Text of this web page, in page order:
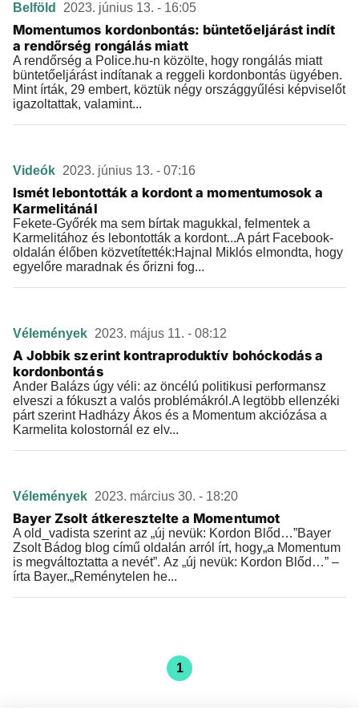
Belföld 2023. június 13. - 16:05
Momentumos kordonbontás: büntetőeljárást indít
a rendőrség rongálás miatt
A rendőrség a Police.hu-n közölte, hogy rongálás miatt
büntetőeljárást indítanak a reggeli kordonbontás ügyében.
Mint írták, 29 embert, köztük négy országgyűlési képviselőt
igazoltattak, valamint...
Videók 2023. június 13. - 07:16
Ismét lebontották a kordont a momentumosok a
Karmelitánál
Fekete-Győrék ma sem bírtak magukkal, felmentek a
Karmelitához és lebontották a kordont...A párt Facebook-
oldalán élőben közvetítették:Hajnal Miklós elmondta, hogy
egyelőre maradnak és őrizni fog...
Vélemények 2023. május 11. - 08:12
A Jobbik szerint kontraproduktív bohóckodás a
kordonbontás
Ander Balázs úgy véli: az öncélú politikusi performansz
elveszi a fókuszt a valós problémákról.A legtöbb ellenzéki
párt szerint Hadházy Ákos és a Momentum akciózása a
Karmelita kolostornál ez elv...
Vélemények 2023. március 30. - 18:20
Bayer Zsolt átkeresztelte a Momentumot
A old_vadista szerint az „új nevük: Kordon Blőd…”Bayer
Zsolt Bádog blog című oldalán arról írt, hogy„a Momentum
is megváltoztatta a nevét”. Az „új nevük: Kordon Blőd…” –
írta Bayer.„Reménytelen he...
1